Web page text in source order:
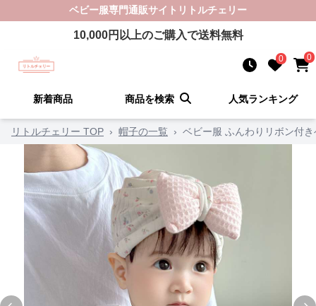
ベビー服専門通販サイト リトルチェリー
10,000円以上のご購入で送料無料
0 0
新着商品 商品を検索 人気ランキング
リトルチェリー TOP › 帽子の一覧 › ベビー服 ふんわりリボン付